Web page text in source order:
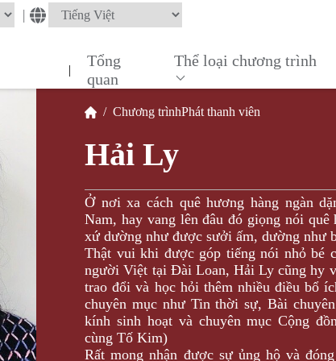
|
|
Tổng
quan
Thể loại chương trình
/Chương trìnhPhát thanh viên
Hải Ly
Ở nơi xa cách quê hương hàng ngàn
Nam, hay vang lên đâu đó giọng nói
xứ dường như được sưởi ấm, dường như
Thật vui khi được góp tiếng nói nhỏ bé
người Việt tại Đài Loan, Hải Ly cũng hy
trao đổi và học hỏi thêm nhiều điều bổ
chuyên mục như Tin thời sự, Bài
kính sinh hoạt và chuyên mục Cộng
cùng Tố Kim)
Rất mong nhận được sự ủng hộ và